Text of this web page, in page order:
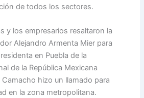
de todos los sectores.
y los empresarios resaltaron la
Alejandro Armenta Mier para
en Puebla de la
de la República Mexicana
Camacho hizo un llamado para
en la zona metropolitana.